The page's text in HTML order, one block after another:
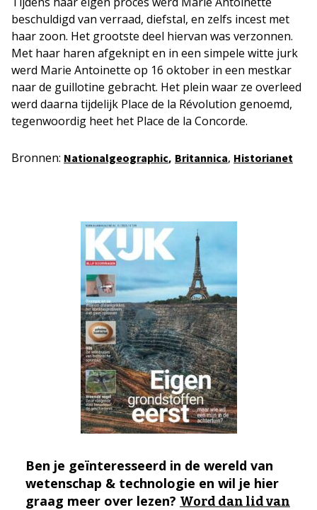
beschuldigd van verraad, diefstal, en zelfs incest met
haar zoon. Het grootste deel hiervan was verzonnen.
Met haar haren afgeknipt en in een simpele witte jurk
werd Marie Antoinette op 16 oktober in een mestkar
naar de guillotine gebracht. Het plein waar ze overleed
werd daarna tijdelijk Place de la Révolution genoemd,
tegenwoordig heet het Place de la Concorde.
Bronnen: Nationalgeographic, Britannica, Historianet
Ben je geïnteresseerd in de wereld van
wetenschap & technologie en wil je hier
graag meer over lezen? Word dan lid van